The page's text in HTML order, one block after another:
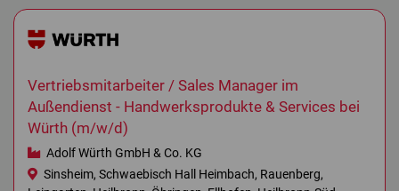
Vertriebsmitarbeiter / Sales Manager im
Außendienst - Handwerksprodukte & Services bei
Würth (m/w/d)
Adolf Würth GmbH & Co. KG
Sinsheim, Schwaebisch Hall Heimbach, Rauenberg,